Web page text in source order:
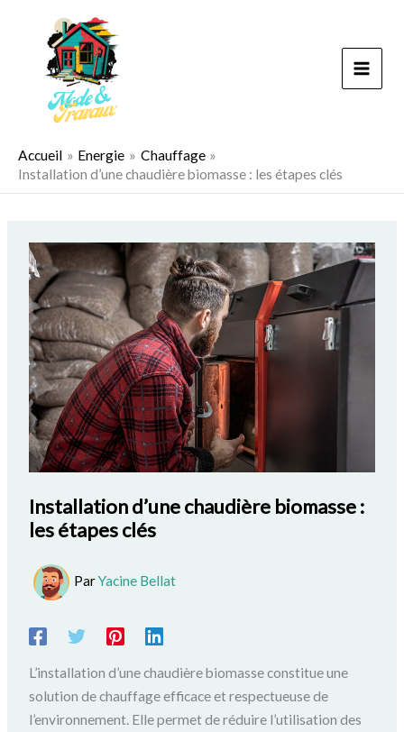
Accueil Energie
Chauffage
Installation d’une chaudière biomasse : les étapes clés
Installation d’une chaudière biomasse :
les étapes clés
ParYacine Bellat
L’installation d’une chaudière biomasse constitue une
solution de chauffage efficace et respectueuse de
l’environnement. Elle permet de réduire l’utilisation des